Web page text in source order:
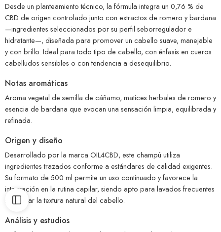
Desde un planteamiento técnico, la fórmula integra un 0,76 % de
CBD de origen controlado junto con extractos de romero y bardana
—ingredientes seleccionados por su perfil seborregulador e
hidratante—, diseñada para promover un cabello suave, manejable
y con brillo. Ideal para todo tipo de cabello, con énfasis en cueros
cabelludos sensibles o con tendencia a desequilibrio.
Notas aromáticas
Aroma vegetal de semilla de cáñamo, matices herbales de romero y
esencia de bardana que evocan una sensación limpia, equilibrada y
refinada.
Origen y diseño
Desarrollado por la marca OIL4CBD, este champú utiliza
ingredientes trazados conforme a estándares de calidad exigentes.
Su formato de 500 ml permite un uso continuado y favorece la
integración en la rutina capilar, siendo apto para lavados frecuentes
sin alterar la textura natural del cabello.
Análisis y estudios